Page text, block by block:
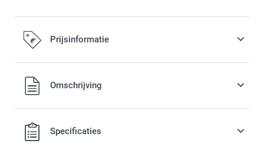
Prijsinformatie
Alle prijzen zijn in EURO (€) inclusief BTW en exclusief
verzendkosten.Omschrijving
Specificaties